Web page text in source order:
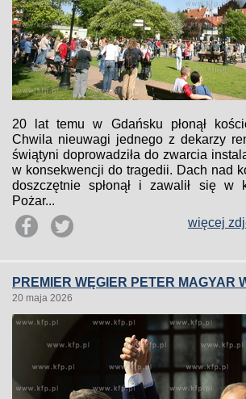
20 lat temu w Gdańsku płonął
Chwila nieuwagi jednego z dekarzy
świątyni doprowadziła do zwarcia
w konsekwencji do tragedii. Dach nad
doszczętnie spłonął i zawalił się w
Pożar...
więcej
PREMIER WĘGIER PETER MAGYAR
20 maja 2026